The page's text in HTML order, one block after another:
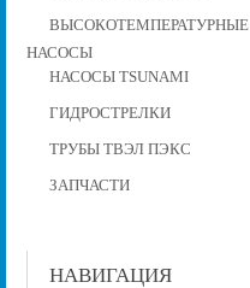
ВЫСОКОТЕМПЕРАТУРНЫЕ
НАСОСЫ
НАСОСЫ TSUNAMI
ГИДРОСТРЕЛКИ
ТРУБЫ ТВЭЛ ПЭКС
ЗАПЧАСТИ
НАВИГАЦИЯ